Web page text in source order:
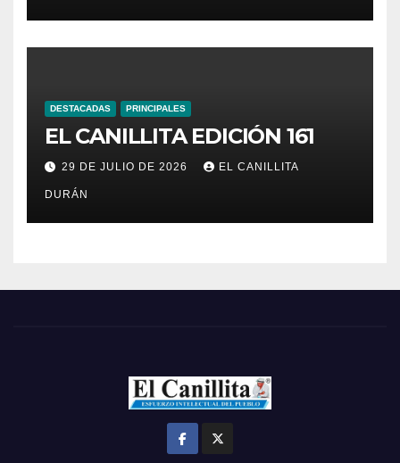
DESTACADAS PRINCIPALES
EL CANILLITA EDICIÓN 161
29 DE JULIO DE 2026 EL CANILLITA
DURÁN